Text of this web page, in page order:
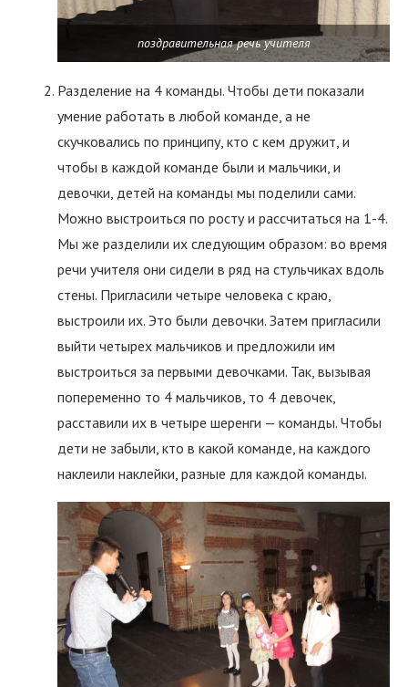
поздравительная речь учителя
Разделение на 4 команды. Чтобы дети показали
умение работать в любой команде, а не
скучковались по принципу, кто с кем дружит, и
чтобы в каждой команде были и мальчики, и
девочки, детей на команды мы поделили сами.
Можно выстроиться по росту и рассчитаться на 1-4.
Мы же разделили их следующим образом: во время
речи учителя они сидели в ряд на стульчиках вдоль
стены. Пригласили четыре человека с краю,
выстроили их. Это были девочки. Затем пригласили
выйти четырех мальчиков и предложили им
выстроиться за первыми девочками. Так, вызывая
попеременно то 4 мальчиков, то 4 девочек,
расставили их в четыре шеренги — команды. Чтобы
дети не забыли, кто в какой команде, на каждого
наклеили наклейки, разные для каждой команды.